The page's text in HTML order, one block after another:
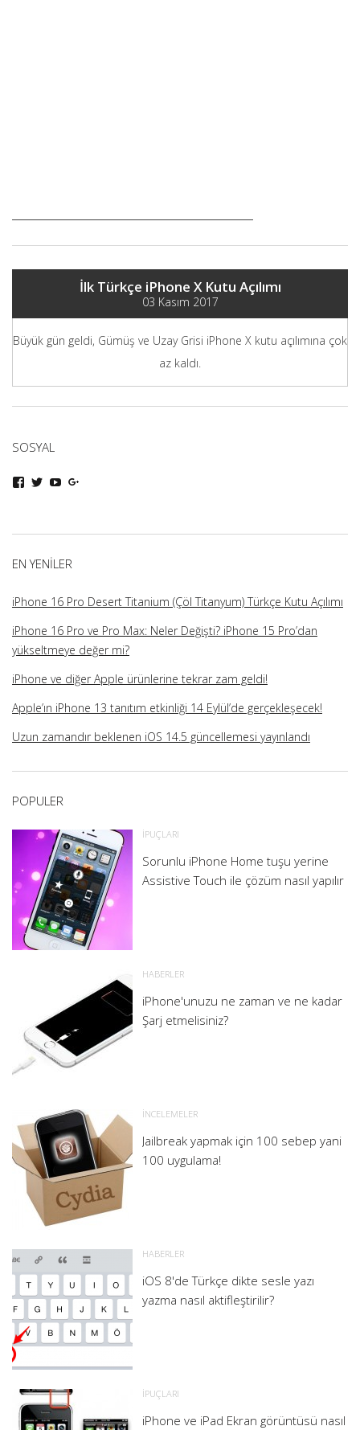
İlk Türkçe iPhone X Kutu Açılımı
03 Kasım 2017
Büyük gün geldi, Gümüş ve Uzay Grisi iPhone X kutu açılımına çok
az kaldı.
SOSYAL
iphoneturka
profilini
iphoneturka
profilini
iphoneturka
profiliniprofilini
EN YENILER
iPhone 16 Pro Desert Titanium (Çöl Titanyum) Türkçe Kutu Açılımı
iPhone 16 Pro ve Pro Max: Neler Değişti? iPhone 15 Pro’dan
yükseltmeye değer mi?
iPhone ve diğer Apple ürünlerine tekrar zam geldi!
Apple’ın iPhone 13 tanıtım etkinliği 14 Eylül’de gerçekleşecek!
Uzun zamandır beklenen iOS 14.5 güncellemesi yayınlandı
POPULER
İPUÇLARI
Sorunlu iPhone Home tuşu yerine
Assistive Touch ile çözüm nasıl yapılır
HABERLER
iPhone'unuzu ne zaman ve ne kadar
Şarj etmelisiniz?
İNCELEMELER
Jailbreak yapmak için 100 sebep yani
100 uygulama!
HABERLER
iOS 8'de Türkçe dikte sesle yazı
yazma nasıl aktifleştirilir?
İPUÇLARI
iPhone ve iPad Ekran görüntüsü nasıl